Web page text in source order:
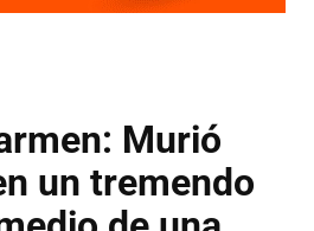
Murió
un tremendo